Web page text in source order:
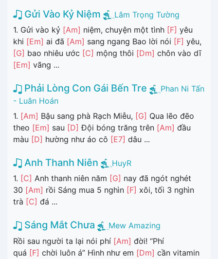
Gửi Vào Kỷ Niệm
Lâm Trọng Tường
1. Gửi vào kỷ [Am] niệm, chuyện một tình [F] yêu
khi [Em] ai đã [Am] sang ngang Bao lời nói [F] yêu,
[G] bao nhiêu ước [C] mộng thôi [Dm] chôn vào dĩ
[Em] vãng ...
Phải Lòng Con Gái Bến Tre
Phan Ni Tấn
- Luân Hoán
1. [Am] Bậu sang phà Rạch Miễu, [G] Qua lẽo đẽo
theo [Em] sau [D] Đội bóng trăng trên [Am] đầu
màu [D] hường như áo cô [E7] dâu ...
Anh Thanh Niên
HuyR
1. [C] Anh thanh niên năm [G] nay đã ngót nghét
30 [Am] rồi Sáng mua 5 nghìn [F] xôi, tối 3 nghìn
trà [C] đá ...
Sáng Mắt Chưa
Mew Amazing
Rồi sau người ta lại nói phí [Am] đời! “Phí
quá [F] chời luôn á” Hình như em [Dm] cần vitamin